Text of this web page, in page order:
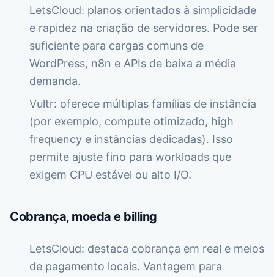
LetsCloud: planos orientados à simplicidade
e rapidez na criação de servidores. Pode ser
suficiente para cargas comuns de
WordPress, n8n e APIs de baixa a média
demanda.
Vultr: oferece múltiplas famílias de instância
(por exemplo, compute otimizado, high
frequency e instâncias dedicadas). Isso
permite ajuste fino para workloads que
exigem CPU estável ou alto I/O.
Cobrança, moeda e billing
LetsCloud: destaca cobrança em real e meios
de pagamento locais. Vantagem para